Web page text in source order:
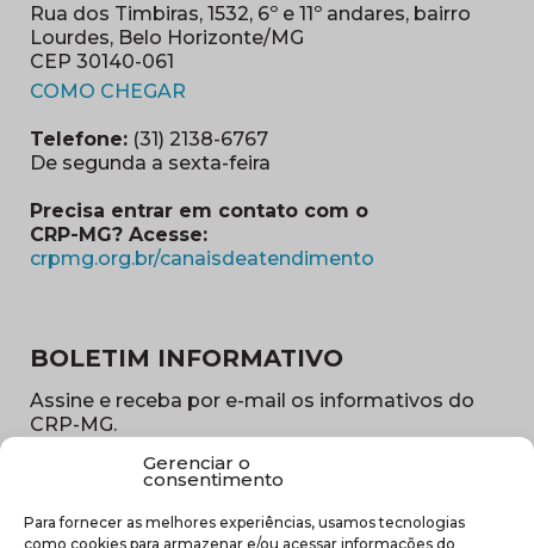
Gerenciar o
consentimento
Para fornecer as melhores experiências, usamos tecnologias
como cookies para armazenar e/ou acessar informações do
Rua dos Timbiras, 1532, 6º e 11º andares, bairro
Lourdes, Belo Horizonte/MG
CEP 30140-061
COMO CHEGAR
Telefone: (31) 2138-6767
De segunda a sexta-feira
Precisa entrar em contato com o
CRP-MG? Acesse:
crpmg.org.br/canaisdeatendimento
BOLETIM INFORMATIVO
Assine e receba por e-mail os informativos do
CRP-MG.
E-